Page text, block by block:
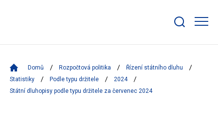
bar
Domů Rozpočtová politika
Řízení státního dluhu
Statistiky
Podle typu držitele
2024
Státní dluhopisy podle typu držitele za červenec 2024